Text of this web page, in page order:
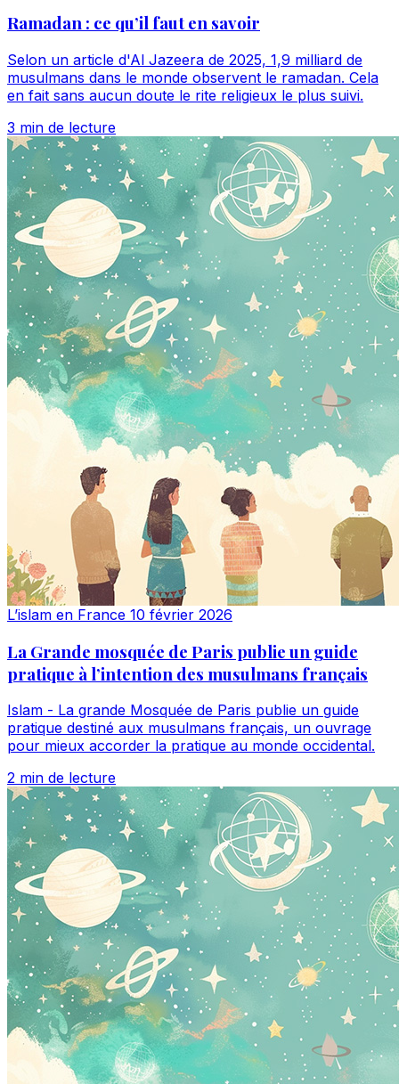
Ramadan : ce qu’il faut en savoir
Selon un article d'Al Jazeera de 2025, 1,9 milliard de
musulmans dans le monde observent le ramadan. Cela
en fait sans aucun doute le rite religieux le plus suivi.
3 min de lecture
L’islam en France 10 février 2026
La Grande mosquée de Paris publie un guide
pratique à l’intention des musulmans français
Islam - La grande Mosquée de Paris publie un guide
pratique destiné aux musulmans français, un ouvrage
pour mieux accorder la pratique au monde occidental.
2 min de lecture